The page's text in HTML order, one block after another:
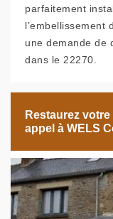
parfaitement
l’embellissement
une demande de
dans le 22270.
Restaurez
appel à WELS